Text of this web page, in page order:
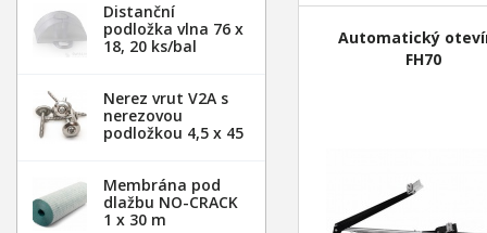
Automatický
FH70
Distanční
podložka vlna 76 x
18, 20 ks/bal
Nerez vrut V2A s
nerezovou
podložkou 4,5 x 45
Membrána pod
dlažbu NO-CRACK
1 x 30 m